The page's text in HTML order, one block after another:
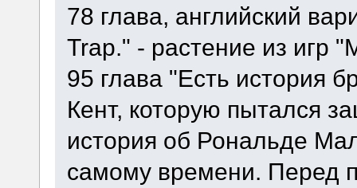
78 глава, английский
Trap." - растение из игр
95 глава "Есть история
Кент, которую пытался
история об Рональде
самому времени. Перед